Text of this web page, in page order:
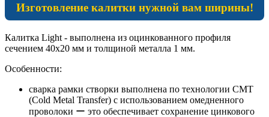
Изготовление калитки нужной вам ширины!
Калитка Light - выполнена из оцинкованного профиля
сечением 40х20 мм и толщиной металла 1 мм.
Особенности:
сварка рамки створки выполнена по технологии CMT
(Cold Metal Transfer) с использованием омедненного
проволоки ー это обеспечивает сохранение цинкового